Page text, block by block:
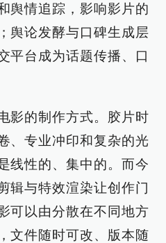
舆情追踪，影响影片的
舆论发酵与口碑生成层
平台成为话题传播、口
影的制作方式。胶片时
、专业冲印和复杂的光
线性的、集中的。而今
辑与特效渲染让创作门
可以由分散在不同地方
文件随时可改、版本随